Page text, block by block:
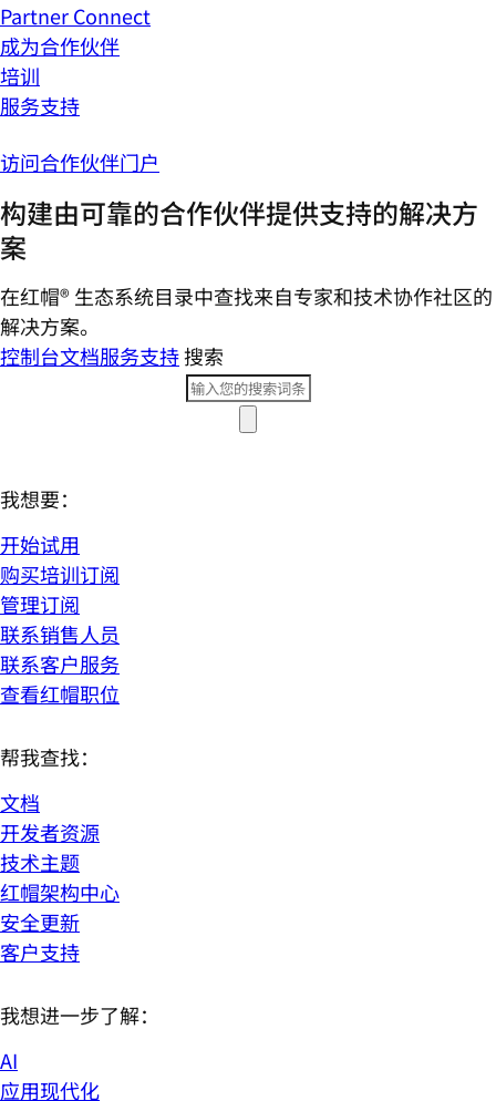
Partner Connect
成为合作伙伴
培训
服务支持
访问合作伙伴门户
构建由可靠的合作伙伴提供支持的解决方
案
在红帽® 生态系统目录中查找来自专家和技术协作社区的
解决方案。
控制台文档服务支持搜索
我想要：
开始试用
购买培训订阅
管理订阅
联系销售人员
联系客户服务
查看红帽职位
帮我查找：
文档
开发者资源
技术主题
红帽架构中心
安全更新
客户支持
我想进一步了解：
AI
应用现代化